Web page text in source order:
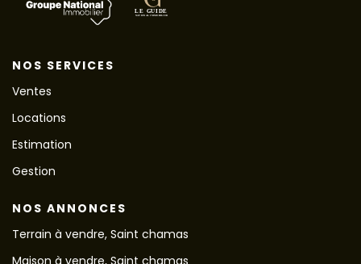
NOS SERVICES
Ventes
Locations
Estimation
Gestion
NOS ANNONCES
Terrain à vendre, Saint chamas
Maison à vendre, Saint chamas